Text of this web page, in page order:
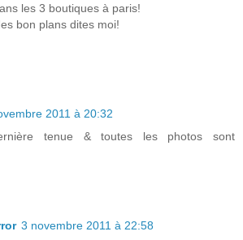
les 3 boutiques à paris!
bon plans dites moi!
2011 à 20:32
tenue & toutes les photos sont
3 novembre 2011 à 22:58